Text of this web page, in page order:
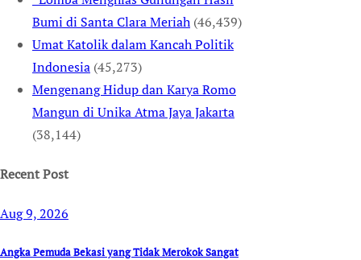
Bumi di Santa Clara Meriah (46,439)
Umat Katolik dalam Kancah Politik
Indonesia (45,273)
Mengenang Hidup dan Karya Romo
Mangun di Unika Atma Jaya Jakarta
(38,144)
Recent Post
Aug 9, 2026
Angka Pemuda Bekasi yang Tidak Merokok Sangat